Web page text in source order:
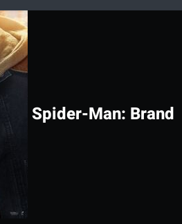
Spider-Man: Brand